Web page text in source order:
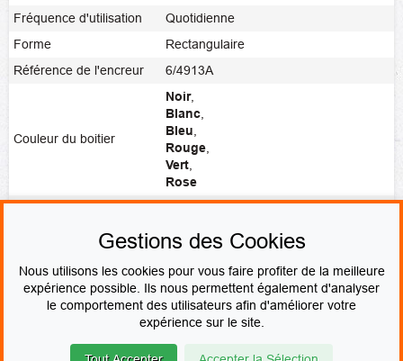
Fréquence d'utilisation
Quotidienne
Forme
Rectangulaire
Référence de l'encreur
6/4913A
Couleur du boitier
Noir,
Blanc
Bleu
Rouge
Vert
Rose
Noir,Rouge,Bleu,Vert,Violet,
Fabrication express
PAIEMENT SÉCURISÉ
Gestions des Cookies
Nous utilisons les cookies pour vous faire profiter de la meilleure
expérience possible. Ils nous permettent également d'analyser
le comportement des utilisateurs afin d'améliorer votre
expérience sur le site.